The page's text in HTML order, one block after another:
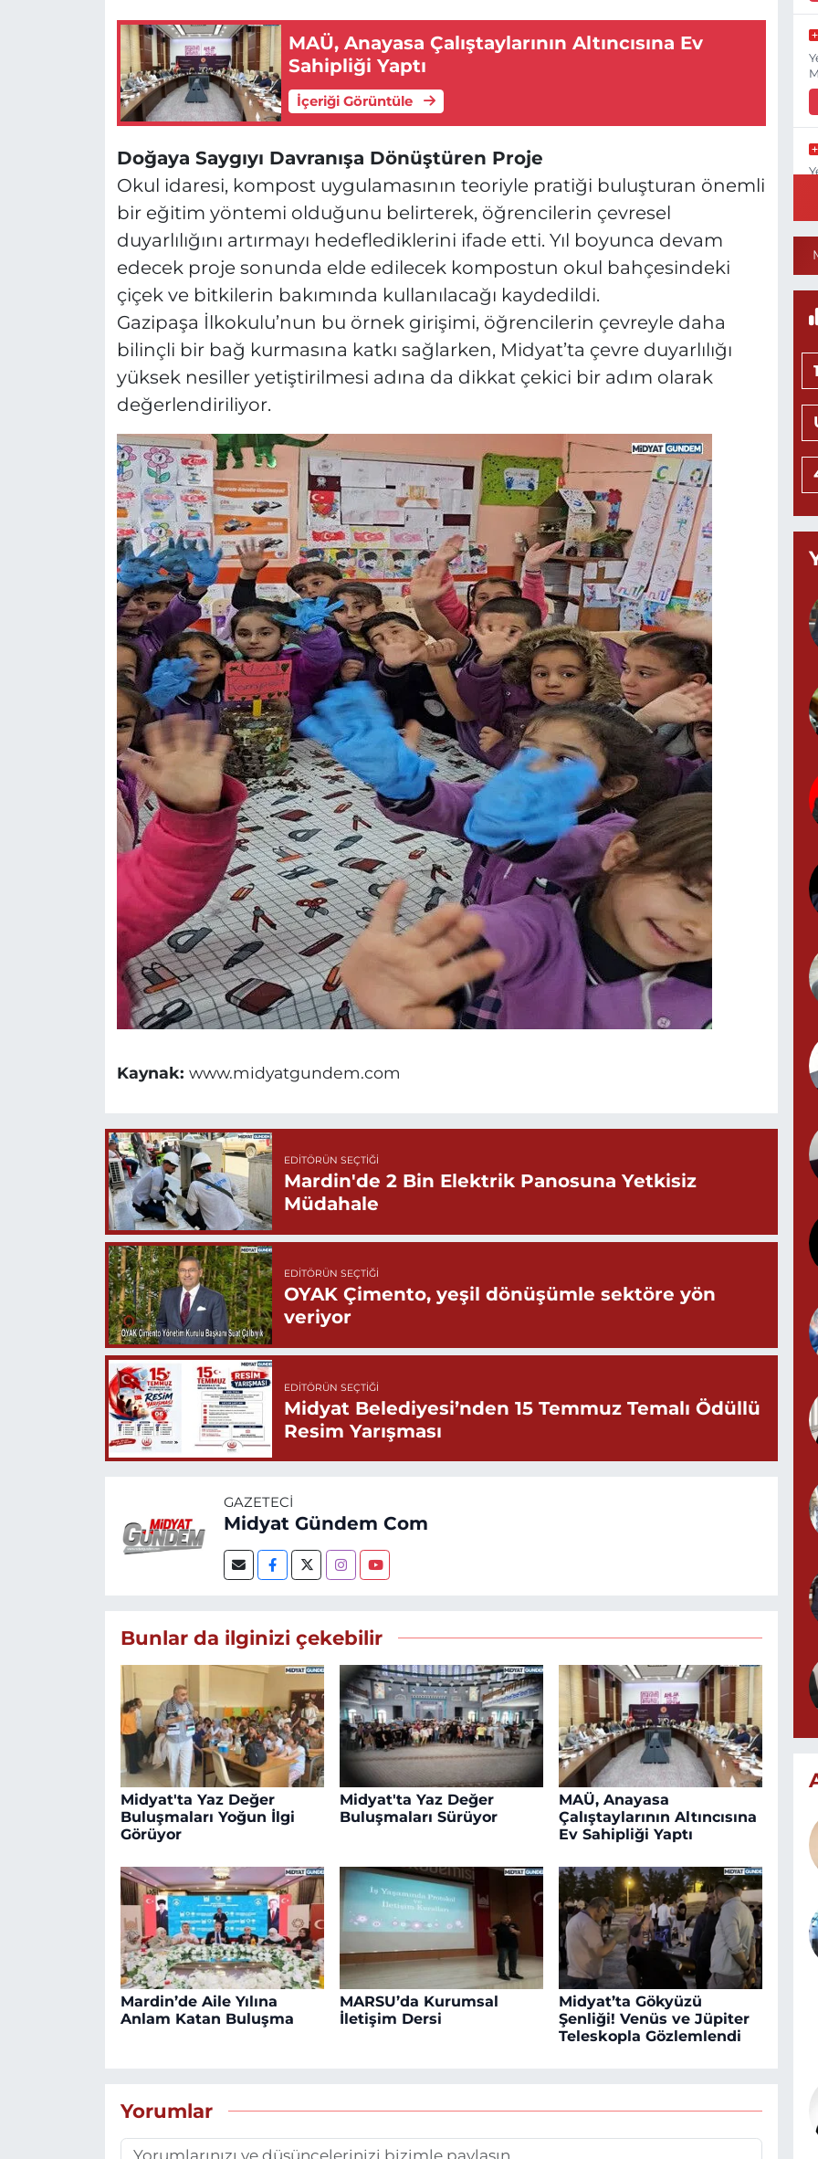
MAÜ, Anayasa Çalıştaylarının Altıncısına Ev
Sahipliği Yaptı
İçeriği Görüntüle
Doğaya Saygıyı Davranışa Dönüştüren Proje
Okul idaresi, kompost uygulamasının teoriyle pratiği buluşturan önemli
bir eğitim yöntemi olduğunu belirterek, öğrencilerin çevresel
duyarlılığını artırmayı hedeflediklerini ifade etti. Yıl boyunca devam
edecek proje sonunda elde edilecek kompostun okul bahçesindeki
çiçek ve bitkilerin bakımında kullanılacağı kaydedildi.
Gazipaşa İlkokulu’nun bu örnek girişimi, öğrencilerin çevreyle daha
bilinçli bir bağ kurmasına katkı sağlarken, Midyat’ta çevre duyarlılığı
yüksek nesiller yetiştirilmesi adına da dikkat çekici bir adım olarak
değerlendiriliyor.
Kaynak: www.midyatgundem.com
EDITÖRÜN SEÇTIĞI
Mardin'de 2 Bin Elektrik Panosuna Yetkisiz
Müdahale
EDITÖRÜN SEÇTIĞI
OYAK Çimento, yeşil dönüşümle sektöre yön
veriyor
EDITÖRÜN SEÇTIĞI
Midyat Belediyesi’nden 15 Temmuz Temalı Ödüllü
Resim Yarışması
GAZETECI
Midyat Gündem Com
Bunlar da ilginizi çekebilir
Midyat'ta Yaz Değer
Buluşmaları Yoğun İlgi
Görüyor
Midyat'ta Yaz Değer
Buluşmaları Sürüyor
MAÜ, Anayasa
Çalıştaylarının Altıncısına
Ev Sahipliği Yaptı
Mardin’de Aile Yılına
Anlam Katan Buluşma
MARSU’da Kurumsal
İletişim Dersi
Midyat’ta Gökyüzü
Şenliği! Venüs ve Jüpiter
Teleskopla Gözlemlendi
Yorumlar